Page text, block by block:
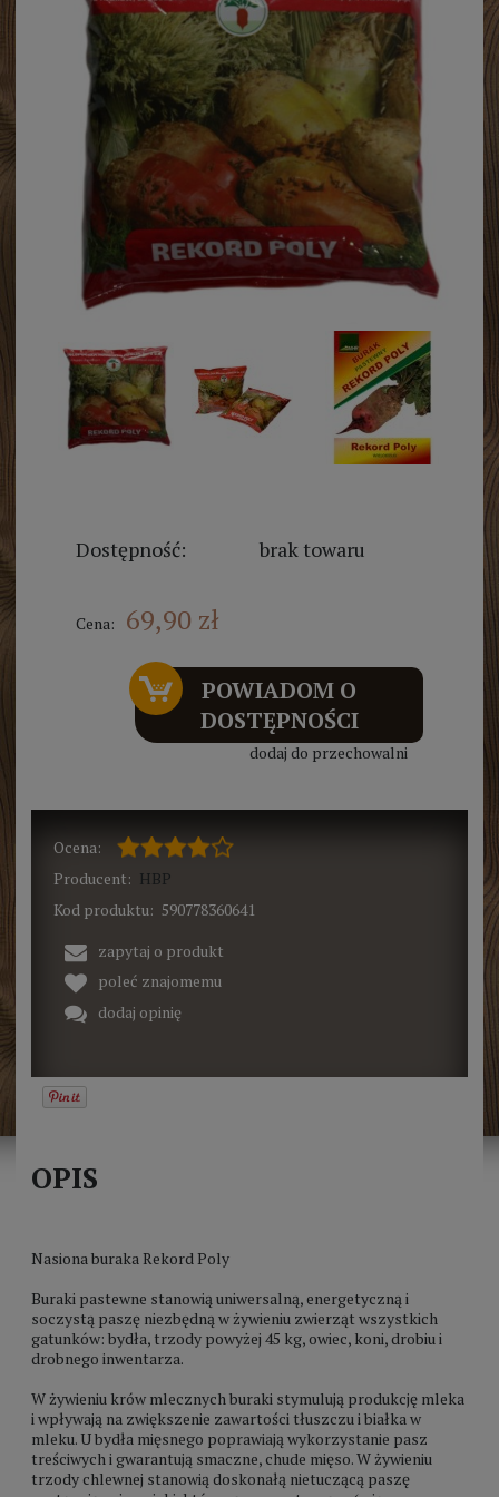
Dostępność: brak towaru
Cena: 69,90 zł
POWIADOM O
DOSTĘPNOŚCI
dodaj do przechowalni
Ocena:
Producent: HBP
Kod produktu: 590778360641
zapytaj o produkt
poleć znajomemu
dodaj opinię
OPIS
Nasiona buraka Rekord Poly
Buraki pastewne stanowią uniwersalną, energetyczną i
soczystą paszę niezbędną w żywieniu zwierząt wszystkich
gatunków: bydła, trzody powyżej 45 kg, owiec, koni, drobiu i
drobnego inwentarza.
W żywieniu krów mlecznych buraki stymulują produkcję mleka
i wpływają na zwiększenie zawartości tłuszczu i białka w
mleku. U bydła mięsnego poprawiają wykorzystanie pasz
treściwych i gwarantują smaczne, chude mięso. W żywieniu
trzody chlewnej stanowią doskonałą nietuczącą paszę